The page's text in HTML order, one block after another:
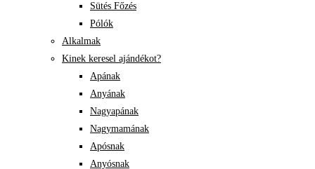
Sütés Főzés
Pólók
Alkalmak
Kinek keresel ajándékot?
Apának
Anyának
Nagyapának
Nagymamának
Apósnak
Anyósnak